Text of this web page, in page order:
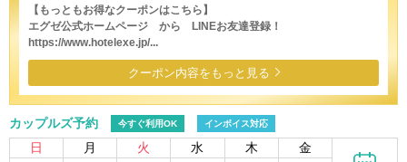
【もっともお得なクーポンはこちら】
エグゼ公式ホームページ から LINEお友達登録！
https://www.hotelexe.jp/...
クーポン内容をもっと見る
カップルズ予約 今すぐ利用OK インボイス対応
日 月 火 水 木 金